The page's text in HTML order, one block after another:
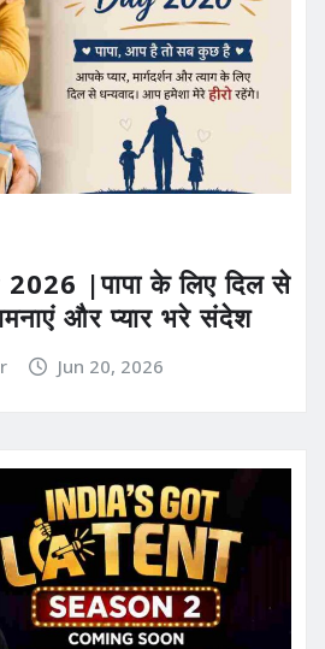
|पापा के लिए दिल से
और प्यार भरे संदेश
Jun 20, 2026